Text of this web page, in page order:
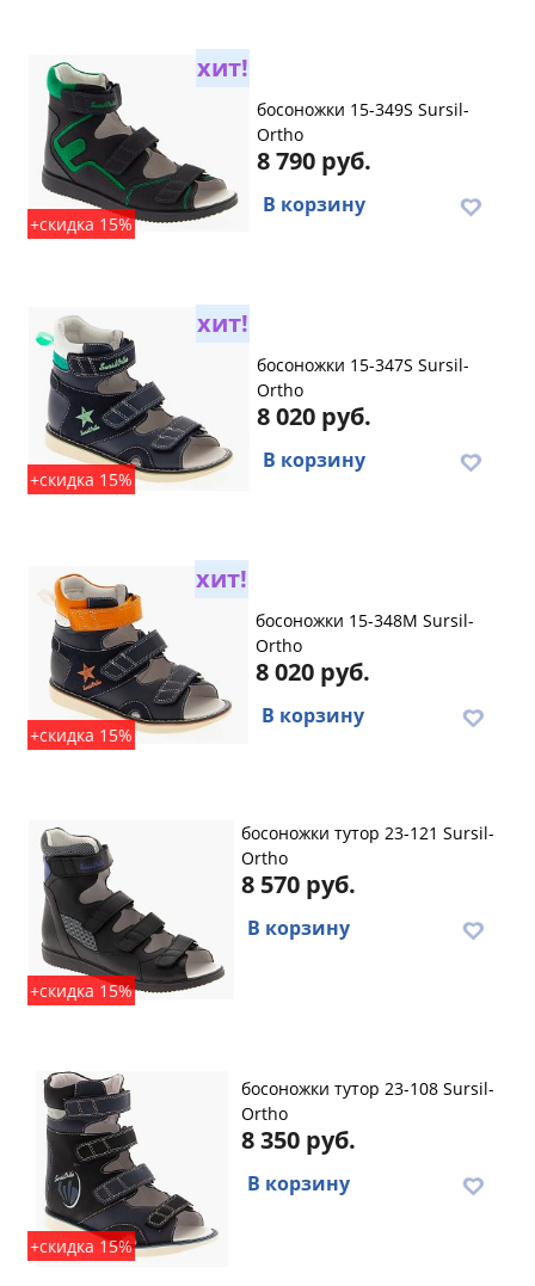
хит!
+скидка 15%
босоножки 15-349S Sursil-
Ortho
8 790 руб.
В корзину
хит!
+скидка 15%
босоножки 15-347S Sursil-
Ortho
8 020 руб.
В корзину
хит!
+скидка 15%
босоножки 15-348M Sursil-
Ortho
8 020 руб.
В корзину
+скидка 15%
босоножки тутор 23-121 Sursil-
Ortho
8 570 руб.
В корзину
+скидка 15%
босоножки тутор 23-108 Sursil-
Ortho
8 350 руб.
В корзину